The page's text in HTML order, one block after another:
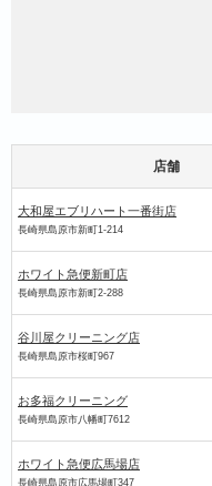
白屋クリーニング
店舗
大和屋エブリハート一番街店
長崎県島原市新町1-214
ホワイト急便新町店
長崎県島原市新町2-288
谷川屋クリーニング店
長崎県島原市桜町967
お多福クリーニング
長崎県島原市八幡町7612
ホワイト急便広馬場店
長崎県島原市広馬場町347